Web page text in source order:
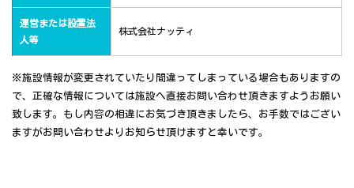
運営または設置法
人等
株式会社ナッティ
※施設情報が変更されていたり間違ってしまっている場合もありますの
で、正確な情報については施設へ直接お問い合わせ頂きますようお願い
致します。もし内容の相違にお気づき頂きましたら、お手数ではござい
ますがお問い合わせよりお知らせ頂けますと幸いです。